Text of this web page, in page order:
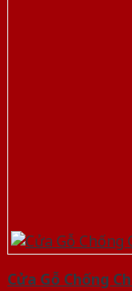
Cửa Gỗ Chống